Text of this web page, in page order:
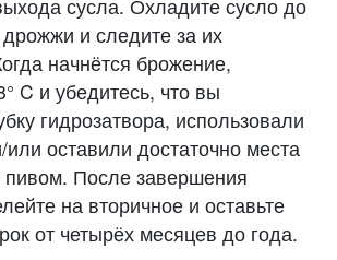
сусла. Охладите сусло до
и следите за их
начнётся брожение,
C и убедитесь, что вы
гидрозатвора, использовали
оставили достаточно места
После завершения
на вторичное и оставьте
от четырёх месяцев до года.